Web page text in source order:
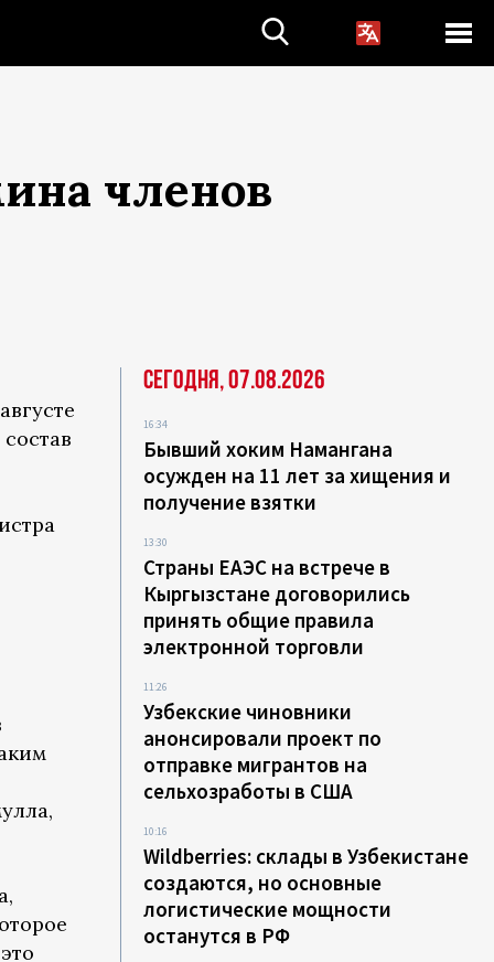
членов
Сегодня, 07.08.2026
16:34
Бывший хоким Намангана
осужден на 11 лет за хищения и
получение взятки
13:30
Страны ЕАЭС на встрече в
Кыргызстане договорились
принять общие правила
электронной торговли
11:26
Узбекские чиновники
анонсировали проект по
отправке мигрантов на
сельхозработы в США
10:16
Wildberries: склады в Узбекистане
создаются, но основные
логистические мощности
останутся в РФ